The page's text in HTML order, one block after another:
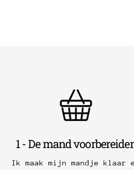
1 - De mand
Ik maak mijn mandje klaar